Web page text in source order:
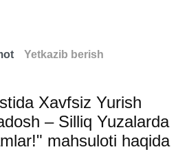
Yetkazib berish
Xavfsiz Yurish
– Silliq Yuzalarda
mahsuloti haqida